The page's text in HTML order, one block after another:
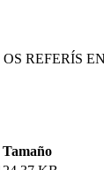
REFERÍS
Tamaño